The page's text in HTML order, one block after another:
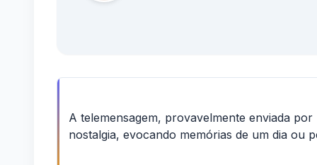
A telemensagem, provavelmente enviada
nostalgia, evocando memórias de um dia ou